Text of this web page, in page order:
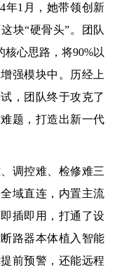
年1月，她带领创新
块“硬骨头”。团队
心思路，将90%以
强模块中。历经上
，团队终于攻克了
题，打造出新一代
调控难、检修难三
域直连，内置主流
插即用，打通了设
路器本体植入智能
前预警，还能远程